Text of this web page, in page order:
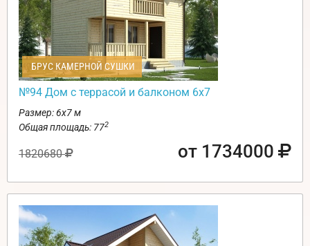
БРУС КАМЕРНОЙ СУШКИ
№94 Дом с террасой и балконом 6х7
Размер: 6х7 м
Общая площадь: 772
1820680 от 1734000